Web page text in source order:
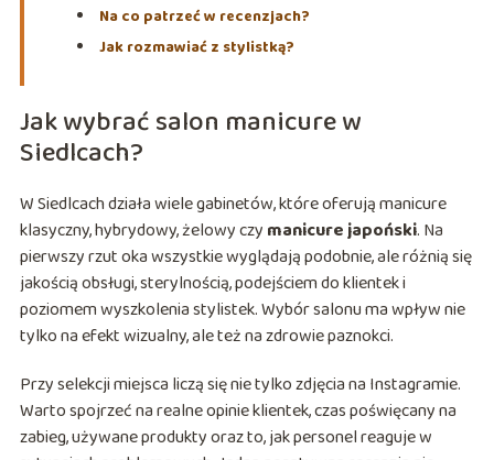
Na co patrzeć w recenzjach?
Jak rozmawiać z stylistką?
Jak wybrać salon manicure w
Siedlcach?
W Siedlcach działa wiele gabinetów, które oferują manicure
klasyczny, hybrydowy, żelowy czy manicure japoński. Na
pierwszy rzut oka wszystkie wyglądają podobnie, ale różnią się
jakością obsługi, sterylnością, podejściem do klientek i
poziomem wyszkolenia stylistek. Wybór salonu ma wpływ nie
tylko na efekt wizualny, ale też na zdrowie paznokci.
Przy selekcji miejsca liczą się nie tylko zdjęcia na Instagramie.
Warto spojrzeć na realne opinie klientek, czas poświęcany na
zabieg, używane produkty oraz to, jak personel reaguje w